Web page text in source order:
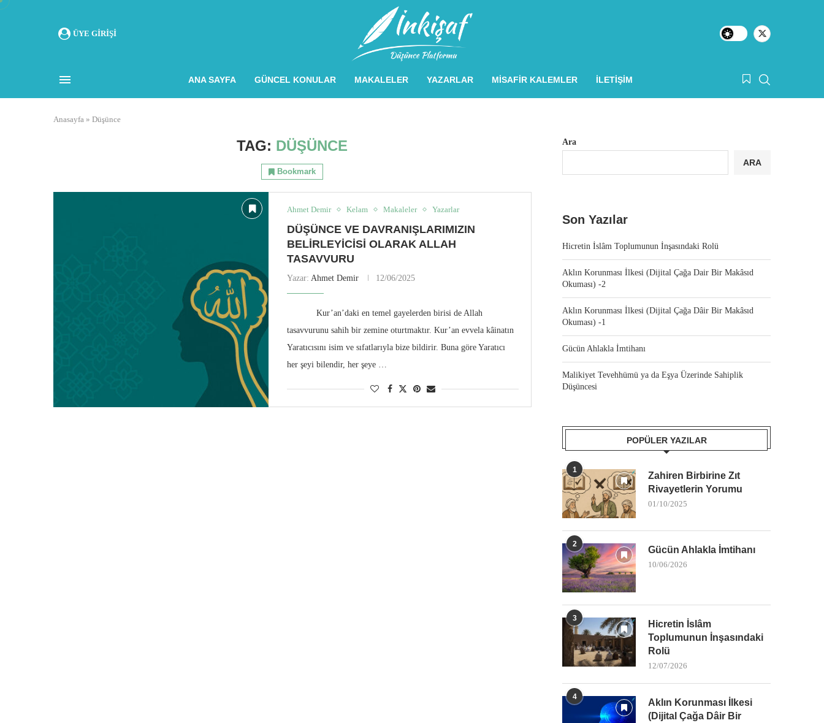
ÜYE GIRIŞI
ANA SAYFA GÜNCEL KONULAR MAKALELER YAZARLAR MISAFIR KALEMLER İLETIŞIM
Anasayfa » Düşünce
TAG: DÜŞÜNCE
Bookmark
Ahmet Demir Kelam Makaleler Yazarlar
DÜŞÜNCE VE DAVRANIŞLARIMIZIN
BELIRLEYICISI OLARAK ALLAH
TASAVVURU
Yazar:Ahmet Demir 12/06/2025
Kur’an’daki en temel gayelerden birisi de Allah
tasavvurunu sahih bir zemine oturtmaktır. Kur’an evvela kâinatın
Yaratıcısını isim ve sıfatlarıyla bize bildirir. Buna göre Yaratıcı
her şeyi bilendir, her şeye …
Ara
ARA
Son Yazılar
Hicretin İslâm Toplumunun İnşasındaki Rolü
Aklın Korunması İlkesi (Dijital Çağa Dair Bir Makâsıd
Okuması) -2
Aklın Korunması İlkesi (Dijital Çağa Dâir Bir Makâsıd
Okuması) -1
Gücün Ahlakla İmtihanı
Malikiyet Tevehhümü ya da Eşya Üzerinde Sahiplik
Düşüncesi
POPÜLER YAZILAR
1
Zahiren Birbirine Zıt
Rivayetlerin Yorumu
01/10/2025
2
Gücün Ahlakla İmtihanı
10/06/2026
3
Hicretin İslâm
Toplumunun İnşasındaki
Rolü
12/07/2026
4
Aklın Korunması İlkesi
(Dijital Çağa Dâir Bir